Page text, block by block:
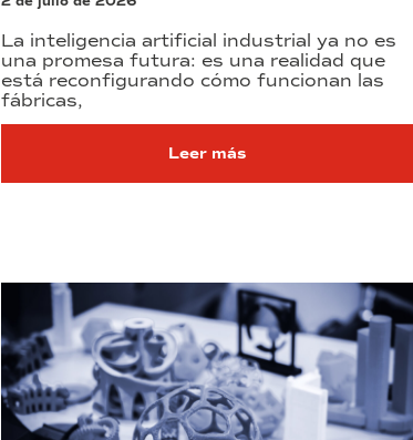
La inteligencia artificial industrial ya no es
una promesa futura: es una realidad que
está reconfigurando cómo funcionan las
fábricas,
Leer más